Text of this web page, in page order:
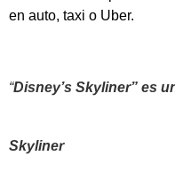
en auto, taxi o Uber.
“Disney’s Skyliner” es
Skyliner